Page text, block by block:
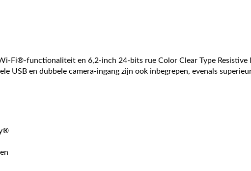
Fi®-functionaliteit en 6,2-inch 24-bits rue Color Clear Type
USB en dubbele camera-ingang zijn ook inbegrepen, evenals